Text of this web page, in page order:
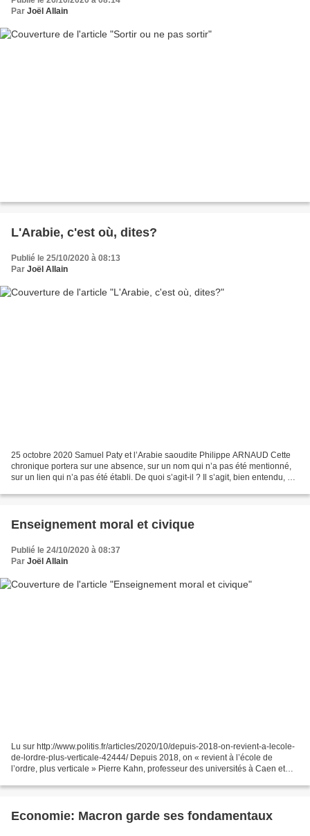
Par Joël Allain
L'Arabie, c'est où, dites?
Publié le 25/10/2020 à 08:13
Par Joël Allain
25 octobre 2020 Samuel Paty et l’Arabie saoudite Philippe ARNAUD Cette
chronique portera sur une absence, sur un nom qui n’a pas été mentionné,
sur un lien qui n’a pas été établi. De quoi s’agit-il ? Il s’agit, bien entendu, de
Enseignement moral et civique
Publié le 24/10/2020 à 08:37
Par Joël Allain
Lu sur http://www.politis.fr/articles/2020/10/depuis-2018-on-revient-a-lecole-
de-lordre-plus-verticale-42444/ Depuis 2018, on « revient à l’école de
l’ordre, plus verticale » Pierre Kahn, professeur des universités à Caen et
Economie: Macron garde ses fondamentaux